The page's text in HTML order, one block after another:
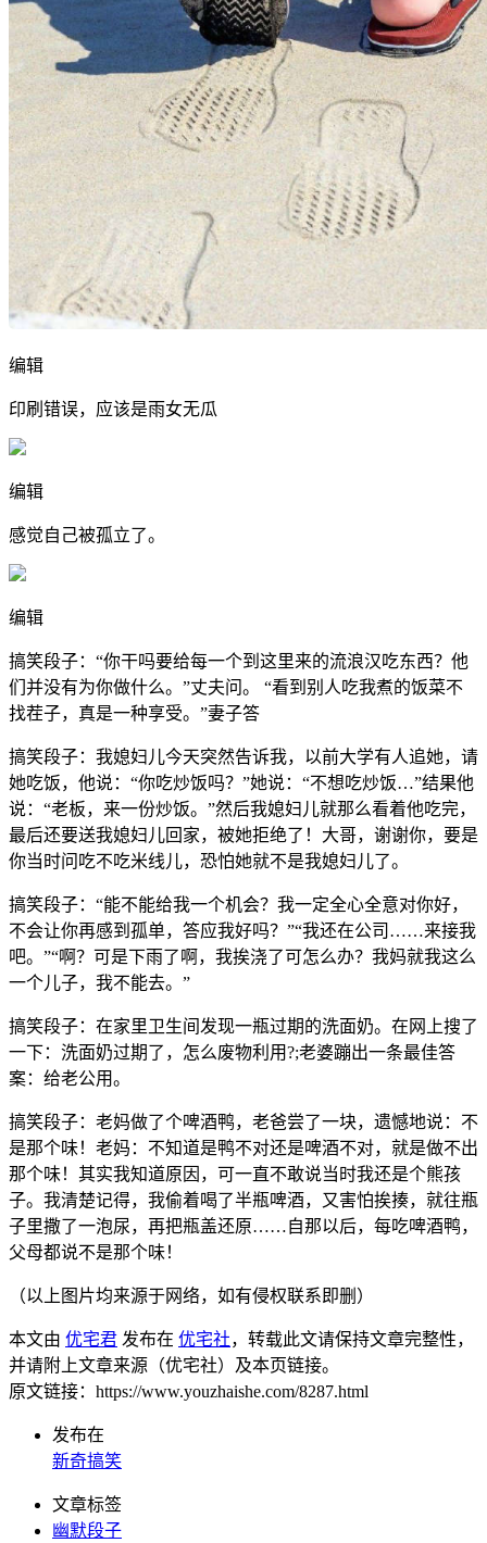
编辑
印刷错误，应该是雨女无瓜
编辑
感觉自己被孤立了。
编辑
搞笑段子：“你干吗要给每一个到这里来的流浪汉吃东西？他
们并没有为你做什么。”丈夫问。 “看到别人吃我煮的饭菜不
找茬子，真是一种享受。”妻子答
搞笑段子：我媳妇儿今天突然告诉我，以前大学有人追她，请
她吃饭，他说：“你吃炒饭吗？”她说：“不想吃炒饭…”结果他
说：“老板，来一份炒饭。”然后我媳妇儿就那么看着他吃完，
最后还要送我媳妇儿回家，被她拒绝了！大哥，谢谢你，要是
你当时问吃不吃米线儿，恐怕她就不是我媳妇儿了。
搞笑段子：“能不能给我一个机会？我一定全心全意对你好，
不会让你再感到孤单，答应我好吗？”“我还在公司……来接我
吧。”“啊？可是下雨了啊，我挨浇了可怎么办？我妈就我这么
一个儿子，我不能去。”
搞笑段子：在家里卫生间发现一瓶过期的洗面奶。在网上搜了
一下：洗面奶过期了，怎么废物利用?;老婆蹦出一条最佳答
案：给老公用。
搞笑段子：老妈做了个啤酒鸭，老爸尝了一块，遗憾地说：不
是那个味！老妈：不知道是鸭不对还是啤酒不对，就是做不出
那个味！其实我知道原因，可一直不敢说当时我还是个熊孩
子。我清楚记得，我偷着喝了半瓶啤酒，又害怕挨揍，就往瓶
子里撒了一泡尿，再把瓶盖还原……自那以后，每吃啤酒鸭，
父母都说不是那个味！
（以上图片均来源于网络，如有侵权联系即删）
本文由 优宅君 发布在 优宅社，转载此文请保持文章完整性，
并请附上文章来源（优宅社）及本页链接。
原文链接：https://www.youzhaishe.com/8287.html
发布在
新奇搞笑
文章标签
幽默段子